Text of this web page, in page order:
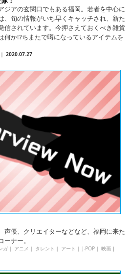
ジアの玄関口でもある福岡。若者を中心に
、旬の情報がいち早くキャッチされ、新た
信されています。今押さえておくべき雑貨
何か!?ちまたで噂になっているアイテムを
｜ 2020.07.27
声優、クリエイターなどなど、福岡に来た
ナー。
ガ｜ アニメ ｜ タレント ｜ アート ｜ J-POP｜ 映画｜